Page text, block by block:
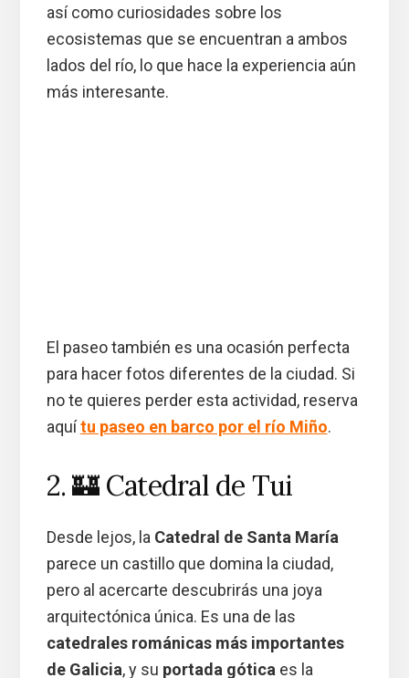
así como curiosidades sobre los
ecosistemas que se encuentran a ambos
lados del río, lo que hace la experiencia aún
más interesante.
El paseo también es una ocasión perfecta
para hacer fotos diferentes de la ciudad. Si
no te quieres perder esta actividad, reserva
aquítu paseo en barco por el río Miño.
2. 🏰 Catedral de Tui
Desde lejos, la Catedral de Santa María
parece un castillo que domina la ciudad,
pero al acercarte descubrirás una joya
arquitectónica única. Es una de las
catedrales románicas más importantes
de Galicia, y su portada gótica es la